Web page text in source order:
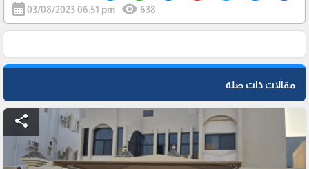
calendar_month03/08/2023 06:51 pm visibility 638
مقالات ذات صلة
share